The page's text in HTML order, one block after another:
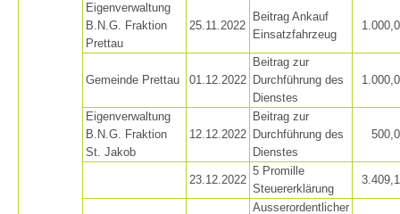
BECOME A MEMBER
Eigenverwaltung
B.N.G. Fraktion
Prettau
25.11.2022
Beitrag Ankauf
Einsatzfahrzeug
Gemeinde Prettau 01.12.2022
Beitrag zur
Durchführung des
Dienstes
Eigenverwaltung
B.N.G. Fraktion
St. Jakob
12.12.2022
Beitrag zur
Durchführung des
Dienstes
23.12.2022
5 Promille
Steuererklärung
Ausserordentlicher